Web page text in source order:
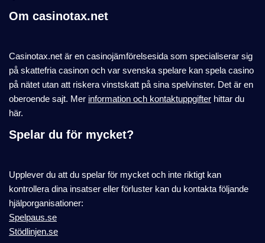
Om casinotax.net
Casinotax.net är en casinojämförelsesida som specialiserar sig
på skattefria casinon och var svenska spelare kan spela casino
på nätet utan att riskera vinstskatt på sina spelvinster. Det är en
oberoende sajt. Mer information och kontaktuppgifter hittar du
här.
Spelar du för mycket?
Upplever du att du spelar för mycket och inte riktigt kan
kontrollera dina insatser eller förluster kan du kontakta följande
hjälporganisationer:
Spelpaus.se
Stödlinjen.se